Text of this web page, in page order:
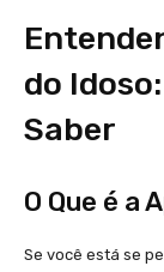
do
Saber
O Que é a
Se você está se